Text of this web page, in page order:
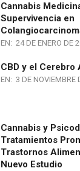
Cannabis
Supervivencia en
EN: 24 DE ENERO DE
CBD y el Cerebro
EN: 3 DE NOVIEMBRE
Cannabis y
Tratamientos
Trastornos
Nuevo Estudio